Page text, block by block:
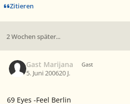
Zitieren
2 Wochen später...
Gast Marijana Gast
5. Juni 200620 J.
69 Eyes -Feel Berlin